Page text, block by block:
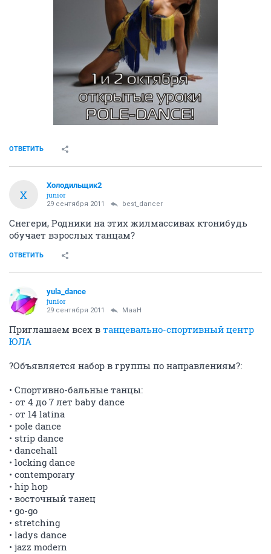
ОТВЕТИТЬ
Х
Холодильщик2
junior
29 сентября 2011 best_dancer
Снегери, Родники на этих жилмассивах ктонибудь
обучает взрослых танцам?
ОТВЕТИТЬ
yula_dance
junior
29 сентября 2011 MaaH
Приглашаем всех в танцевально-спортивный центр
ЮЛА
?Объявляется набор в группы по направлениям?:
• Спортивно-бальные танцы:
- от 4 до 7 лет baby dance
- от 14 latina
• pole dance
• strip dance
• dancehall
• locking dance
• contemporary
• hip hop
• восточный танец
• go-go
• stretching
• ladys dance
• jazz modern